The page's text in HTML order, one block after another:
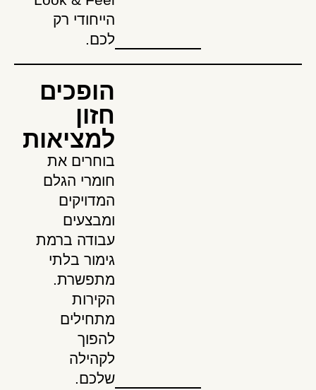
הייחודי רק
לכם.
הופכים
חזון
למציאות
בוחרים את
חומרי הגלם
המדויקים
ומבצעים
עבודה ברמת
גימור בלתי
מתפשרת.
הקירות
מתחילים
להפוך
לקהילה
שלכם.